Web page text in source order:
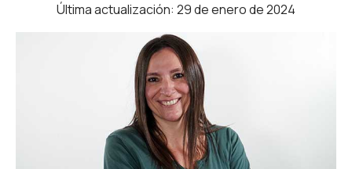
Última actualización: 29 de enero de 2024